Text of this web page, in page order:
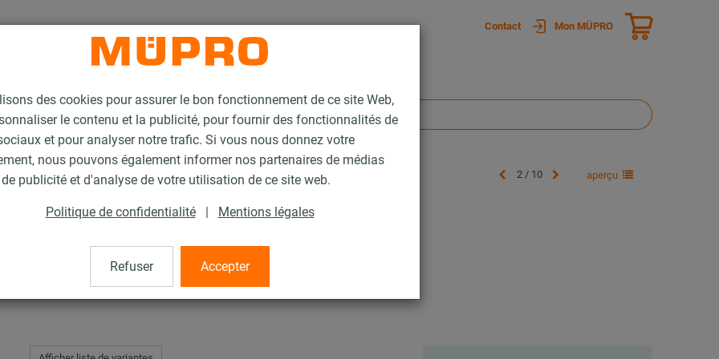
des cookies pour assurer le bon fonctionnement de ce site Web,
le contenu et la publicité, pour fournir des fonctionnalités de
et pour analyser notre trafic. Si vous nous donnez votre
nous pouvons également informer nos partenaires de médias
publicité et d'analyse de votre utilisation de ce site web.
Politique de confidentialité | Mentions légales
Refuser Accepter
Contact Mon MÜPRO
Collier à vis lourd 2 / 10 aperçu